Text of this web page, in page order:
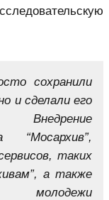
сохранили
и сделали его
Внедрение
“Мосархив”,
таких
а также
молодежи